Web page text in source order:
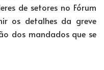
de setores no Fórum
os detalhes da greve
dos mandados que se